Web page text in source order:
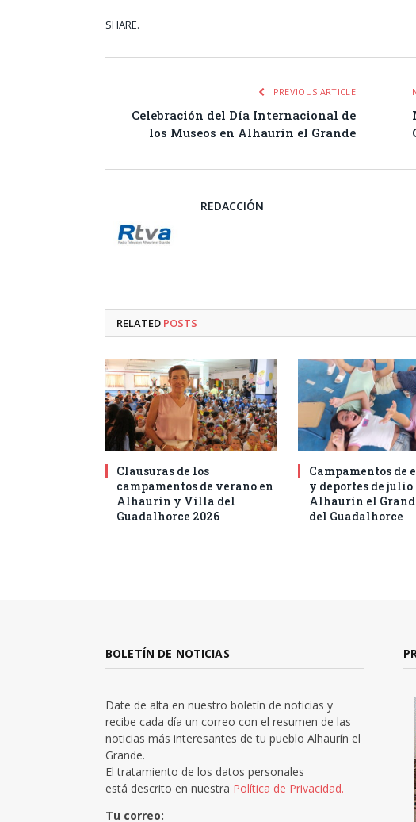
SHARE.
PREVIOUS ARTICLE
Celebración del Día Internacional de
los Museos en Alhaurín el Grande
REDACCIÓN
RELATED POSTS
Clausuras de los
campamentos de verano en
Alhaurín y Villa del
Guadalhorce 2026
Campamentos de
y deportes de julio
Alhaurín el
del Guadalhorce
BOLETÍN DE NOTICIAS
Date de alta en nuestro boletín de noticias y
recibe cada día un correo con el resumen de las
noticias más interesantes de tu pueblo Alhaurín el
Grande.
El tratamiento de los datos personales
está descrito en nuestra Política de Privacidad.
Tu correo: